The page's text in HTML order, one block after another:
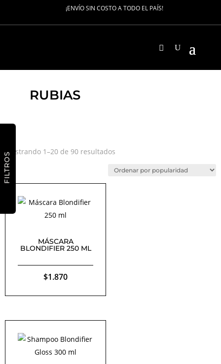
¡ENVÍO SIN COSTO A TODO EL PAÍS!
FILTROS
RUBIAS
Mostrando 1–20 de 90 resultados
popularidad
MÁSCARA
BLONDIFIER 250 ML
$1.870